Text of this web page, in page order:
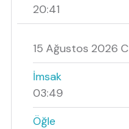
20:41
15 Ağustos 2026
İmsak
03:49
Öğle